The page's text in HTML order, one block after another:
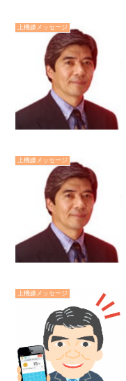
上機嫌メッセージ
上機嫌メッセージ
上機嫌メッセージ